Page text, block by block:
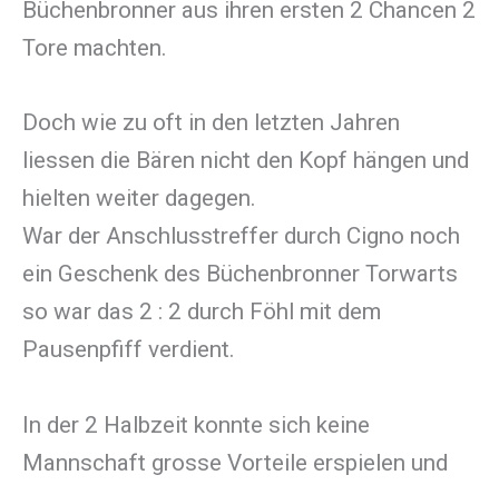
Büchenbronner aus ihren ersten 2 Chancen 2
Tore machten.
Doch wie zu oft in den letzten Jahren
liessen die Bären nicht den Kopf hängen und
hielten weiter dagegen.
War der Anschlusstreffer durch Cigno noch
ein Geschenk des Büchenbronner Torwarts
so war das 2 : 2 durch Föhl mit dem
Pausenpfiff verdient.
In der 2 Halbzeit konnte sich keine
Mannschaft grosse Vorteile erspielen und